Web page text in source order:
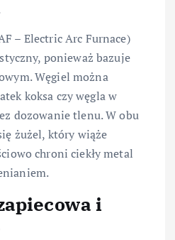
– Electric Arc Furnace)
ponieważ bazuje
Węgiel można
koksa czy węgla w
dozowanie tlenu. W obu
żużel, który wiąże
chroni ciekły metal
i